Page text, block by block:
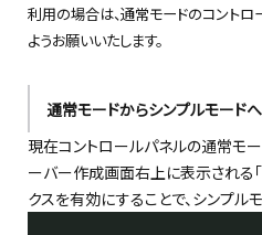
利用の場合は、通常モードのコント
ようお願いいたします。
通常モードからシンプルモード
現在コントロールパネルの通常モ
ーバー作成画面右上に表示される「
クスを有効にすることで、シンプル